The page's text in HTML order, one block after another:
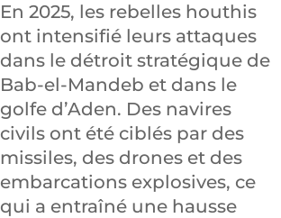
En 2025, les rebelles houthis
ont intensifié leurs attaques
dans le détroit stratégique de
Bab-el-Mandeb et dans le
golfe d’Aden. Des navires
civils ont été ciblés par des
missiles, des drones et des
embarcations explosives, ce
qui a entraîné une hausse